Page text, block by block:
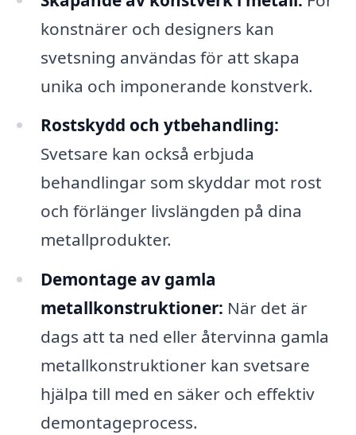
konstnärer och designers kan
svetsning användas för att skapa
unika och imponerande konstverk.
Rostskydd och ytbehandling:
Svetsare kan också erbjuda
behandlingar som skyddar mot rost
och förlänger livslängden på dina
metallprodukter.
Demontage av gamla
metallkonstruktioner: När det är
dags att ta ned eller återvinna gamla
metallkonstruktioner kan svetsare
hjälpa till med en säker och effektiv
demontageprocess.